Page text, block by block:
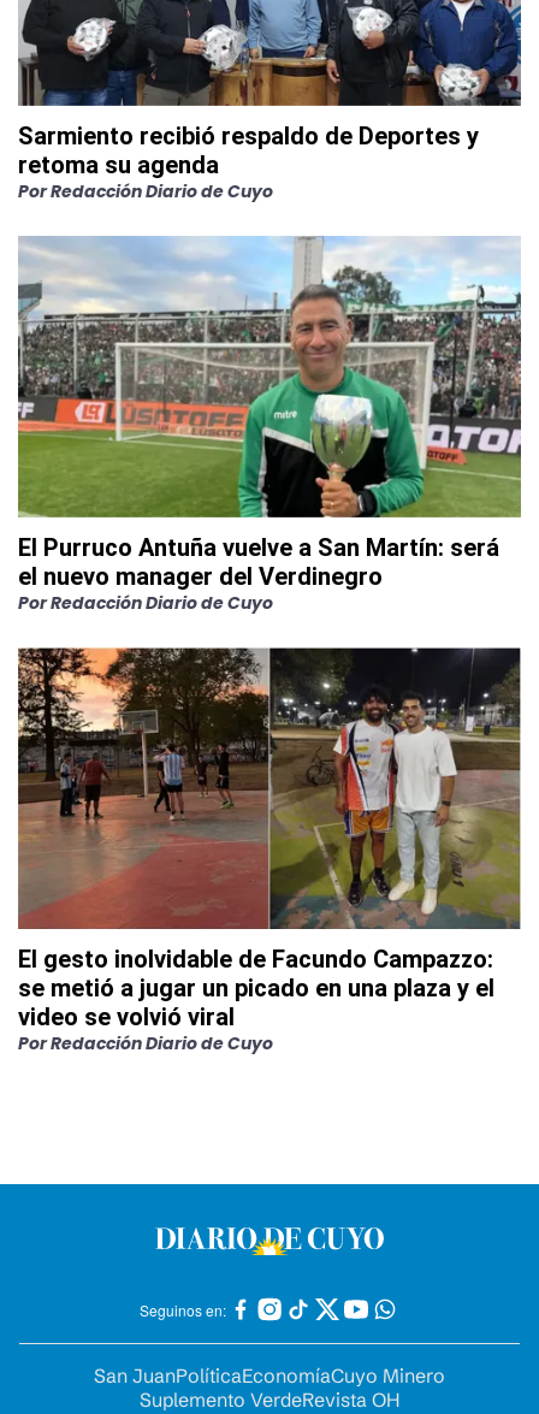
Sarmiento recibió respaldo de Deportes y
retoma su agenda
PorRedacción Diario de Cuyo
El Purruco Antuña vuelve a San Martín: será
el nuevo manager del Verdinegro
PorRedacción Diario de Cuyo
El gesto inolvidable de Facundo Campazzo:
se metió a jugar un picado en una plaza y el
video se volvió viral
PorRedacción Diario de Cuyo
Seguinos en:
San JuanPolíticaEconomíaCuyo Minero
Suplemento VerdeRevista OH